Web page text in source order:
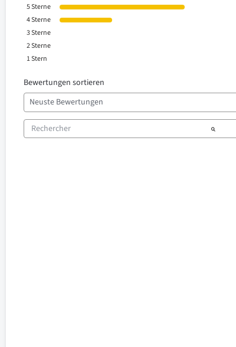
5Sterne
4Sterne
3Sterne
2Sterne
1Stern
Bewertungen sortieren